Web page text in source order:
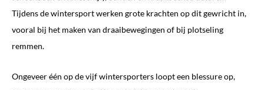
Tijdens de wintersport werken grote krachten op dit gewricht in,
vooral bij het maken van draaibewegingen of bij plotseling
remmen.
Ongeveer één op de vijf wintersporters loopt een blessure op,